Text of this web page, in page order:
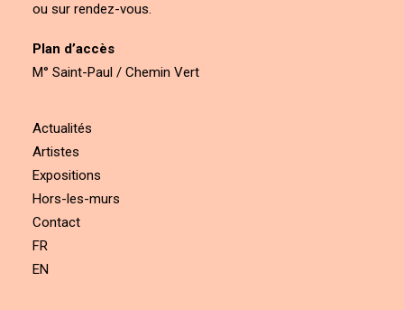
ou sur rendez-vous.
Plan d’accès
M° Saint-Paul / Chemin Vert
Actualités
Artistes
Expositions
Hors-les-murs
Contact
FR
EN